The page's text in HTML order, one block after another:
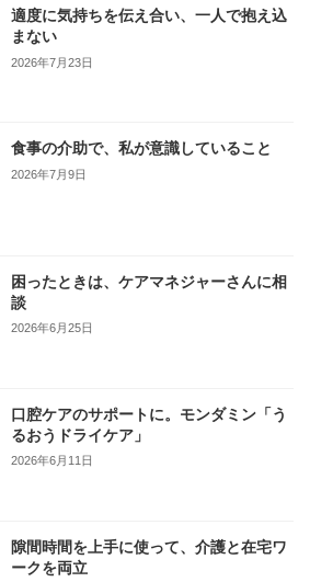
適度に気持ちを伝え合い、一人で抱え込
まない
2026年7月23日
食事の介助で、私が意識していること
2026年7月9日
困ったときは、ケアマネジャーさんに相
談
2026年6月25日
口腔ケアのサポートに。モンダミン「う
るおうドライケア」
2026年6月11日
隙間時間を上手に使って、介護と在宅ワ
ークを両立